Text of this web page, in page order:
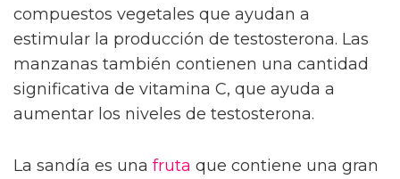
compuestos vegetales que ayudan a
estimular la producción de testosterona. Las
manzanas también contienen una cantidad
significativa de vitamina C, que ayuda a
aumentar los niveles de testosterona.
La sandía es una fruta que contiene una gran